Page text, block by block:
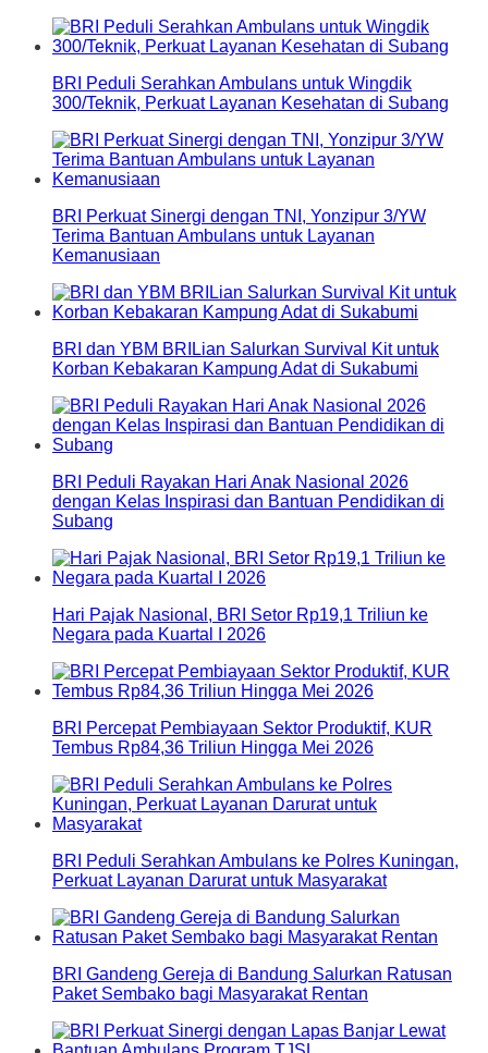
BRI Peduli Serahkan Ambulans untuk Wingdik
300/Teknik, Perkuat Layanan Kesehatan di Subang
BRI Perkuat Sinergi dengan TNI, Yonzipur 3/YW
Terima Bantuan Ambulans untuk Layanan
Kemanusiaan
BRI dan YBM BRILian Salurkan Survival Kit untuk
Korban Kebakaran Kampung Adat di Sukabumi
BRI Peduli Rayakan Hari Anak Nasional 2026
dengan Kelas Inspirasi dan Bantuan Pendidikan di
Subang
Hari Pajak Nasional, BRI Setor Rp19,1 Triliun ke
Negara pada Kuartal I 2026
BRI Percepat Pembiayaan Sektor Produktif, KUR
Tembus Rp84,36 Triliun Hingga Mei 2026
BRI Peduli Serahkan Ambulans ke Polres Kuningan,
Perkuat Layanan Darurat untuk Masyarakat
BRI Gandeng Gereja di Bandung Salurkan Ratusan
Paket Sembako bagi Masyarakat Rentan